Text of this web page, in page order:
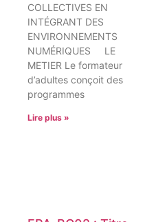
COLLECTIVES EN
INTÉGRANT DES
ENVIRONNEMENTS
NUMÉRIQUES LE
METIER Le formateur
d’adultes conçoit des
programmes
Lire plus »